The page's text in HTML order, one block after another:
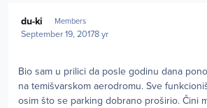
du-ki Members
September 19, 20178 yr
Bio sam u prilici da posle godinu dana
na temišvarskom aerodromu. Sve
osim što se parking dobrano proširio. Čini